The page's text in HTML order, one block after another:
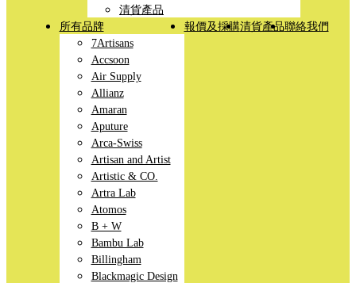
清貨產品
所有品牌
7Artisans
Accsoon
Air Supply
Allianz
Amaran
Aputure
Arca-Swiss
Artisan and Artist
Artistic & CO.
Artra Lab
Atomos
B + W
Bambu Lab
Billingham
Blackmagic Design
報價及採購清貨產品聯絡我們